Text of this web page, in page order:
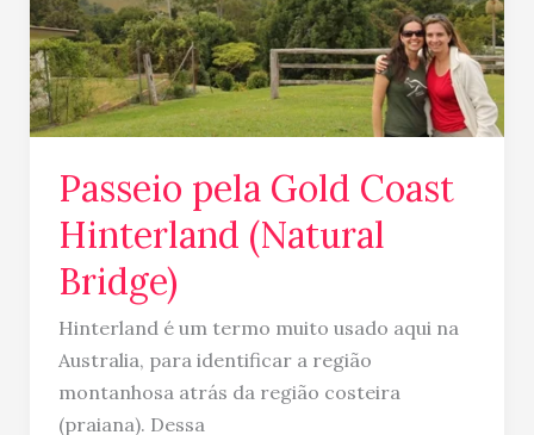
Passeio pela Gold Coast
Hinterland (Natural
Bridge)
Hinterland é um termo muito usado aqui na
Australia, para identificar a região
montanhosa atrás da região costeira
(praiana). Dessa
Coast
Hinterland
(Natural
Bridge)